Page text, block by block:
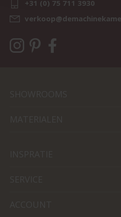
+31 (0) 75 711 3930